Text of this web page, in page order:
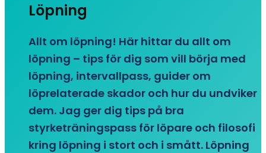
Löpning
Allt om löpning! Här hittar du allt om
löpning – tips för dig som vill börja med
löpning, intervallpass, guider om
löprelaterade skador och hur du undviker
dem. Jag ger dig tips på bra
styrketräningspass för löpare och filosofi
kring löpning i stort och i smått. Löpning